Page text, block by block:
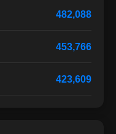
482,088
453,766
423,609